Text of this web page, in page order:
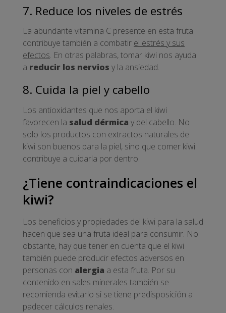
7. Reduce los niveles de estrés
La abundante vitamina C presente en esta fruta
contribuye también a combatir el estrés y sus
efectos. En otras palabras, tomar kiwi nos ayuda
a reducir los nervios y la ansiedad.
8. Cuida la piel y cabello
Los antioxidantes que nos aporta el kiwi
favorecen la salud dérmica y del cabello. No
solo los productos con extractos naturales de
kiwi son buenos para la piel, sino que comer kiwi
contribuye a cuidarla por dentro.
¿Tiene contraindicaciones el
kiwi?
Los beneficios y propiedades del kiwi para la salud
hacen que sea una fruta ideal para consumir. No
obstante, hay que tener en cuenta que el kiwi
también puede producir efectos adversos en
personas con alergia a esta fruta. Por su
contenido en sales minerales también se
recomienda evitarlo si se tiene predisposición a
padecer cálculos renales.